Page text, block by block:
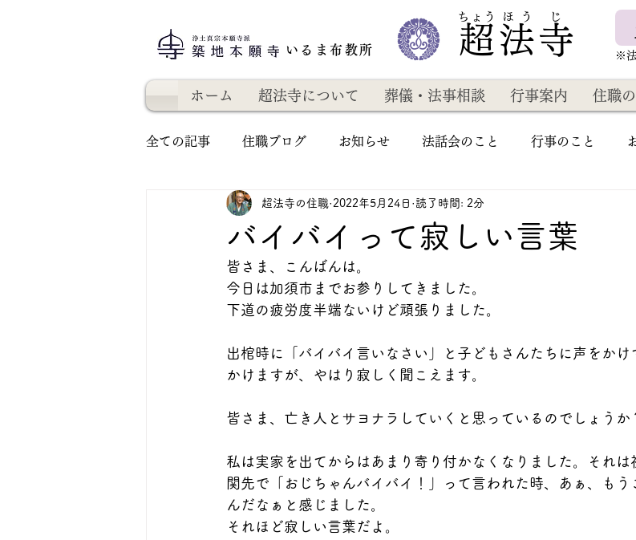
いるま布教所 超法寺
​ちょう ほ う じ
​※法
ホーム 超法寺について 葬儀・法事相談 行事案内 住職
全ての記事 住職ブログ お知らせ 法話会のこと 行事のこと
バイバイって寂しい言葉
超法寺の住職 2022年5月24日 読了時間: 2分
皆さま、こんばんは。
今日は加須市までお参りしてきました。
下道の疲労度半端ないけど頑張りました。
出棺時に「バイバイ言いなさい」と子どもさんたちに声をか
かけますが、やはり寂しく聞こえます。
皆さま、亡き人とサヨナラしていくと思っているのでしょうか
私は実家を出てからはあまり寄り付かなくなりました。それ
関先で「おじちゃんバイバイ！」って言われた時、あぁ、も
んだなぁと感じました。
それほど寂しい言葉だよ。